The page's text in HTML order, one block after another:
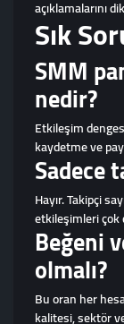
açıklamalarını
Sık
SMM
nedir?
Etkileşim
kaydetme ve
Sadece
Hayır. Takipçi
etkileşimleri
Beğeni
olmalı?
Bu oran her
kalitesi, sektör